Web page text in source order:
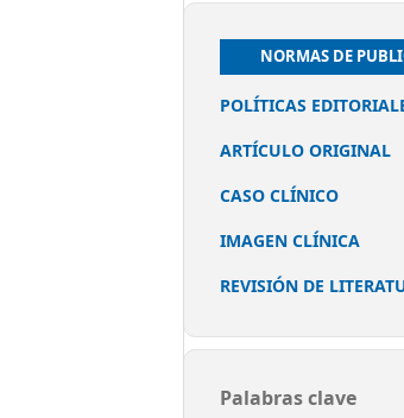
NORMAS DE
POLÍTICAS
ARTÍCULO ORIGINAL
CASO CLÍNICO
IMAGEN CLÍNICA
REVISIÓN DE
Palabras clave